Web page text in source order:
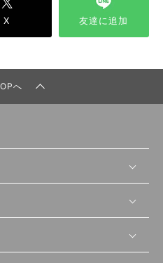
X 友達に追加
へ